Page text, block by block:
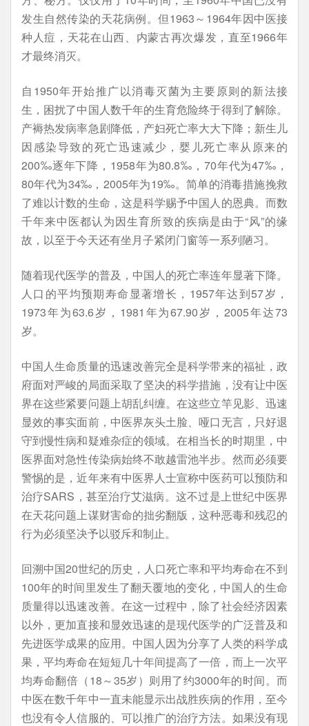
发生自然传染的天花病例。但1963～1964年因中医接
种人痘，天花在山西、内蒙古再次爆发，直至1966年
才最终消灭。
自1950年开始推广以消毒灭菌为主要原则的新法接
生，困扰了中国人数千年的生育危险终于得到了解除。
产褥热发病率急剧降低，产妇死亡率大大下降；新生儿
因感染导致的死亡迅速减少，婴儿死亡率从原来的
200‰逐年下降，1958年为80.8‰，70年代为47‰，
80年代为34‰，2005年为19‰。简单的消毒措施挽救
了难以计数的生命，这是科学赐予中国人的恩典。而数
千年来中医都认为因生育所致的疾病是由于“风”的缘
故，以至于今天还有坐月子紧闭门窗等一系列陋习。
随着现代医学的普及，中国人的死亡率连年显著下降。
人口的平均预期寿命显著增长，1957年达到57岁，
1973年为63.6岁，1981年为67.90岁，2005年达73
岁。
中国人生命质量的迅速改善完全是科学带来的福祉，政
府面对严峻的局面采取了坚决的科学措施，没有让中医
界在这些紧要问题上胡乱纠缠。在这些立竿见影、迅速
显效的事实面前，中医界灰头土脸、哑口无言，只好退
守到慢性病和疑难杂症的领域。在相当长的时期里，中
医界面对急性传染病始终不敢越雷池半步。然而必须要
警惕的是，近年来有中医界人士宣称中医药可以预防和
治疗SARS，甚至治疗艾滋病。这不过是上世纪中医界
在天花问题上谋财害命的拙劣翻版，这种恶毒和残忍的
行为必须坚决予以驳斥和制止。
回溯中国20世纪的历史，人口死亡率和平均寿命在不到
100年的时间里发生了翻天覆地的变化，中国人的生命
质量得以迅速改善。在这一过程中，除了社会经济因素
以外，更加直接和显效迅速的是现代医学的广泛普及和
先进医学成果的应用。中国人因为分享了人类的科学成
果，平均寿命在短短几十年间提高了一倍，而上一次平
均寿命翻倍（18～35岁）则用了约3000年的时间。而
中医在数千年中一直未能显示出战胜疾病的作用，至今
也没有令人信服的、可以推广的治疗方法。如果没有现